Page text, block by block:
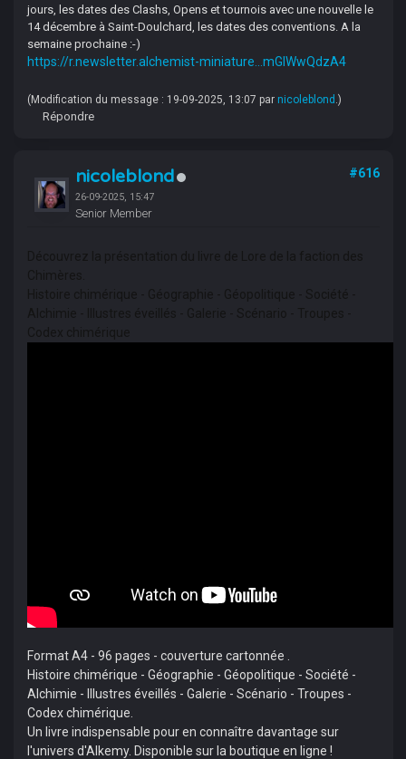
jours, les dates des Clashs, Opens et tournois avec une nouvelle le
14 décembre à Saint-Doulchard, les dates des conventions. A la
semaine prochaine :-)
https://r.newsletter.alchemist-miniature...mGIWwQdzA4
(Modification du message : 19-09-2025, 13:07 par nicoleblond .)
Répondre
nicoleblond
26-09-2025, 15:47
Senior Member
#616
Découvrez la présentation du livre de Lore de la faction des
Chimères.
Histoire chimérique - Géographie - Géopolitique - Société -
Alchimie - Illustres éveillés - Galerie - Scénario - Troupes -
Codex chimérique
Format A4 - 96 pages - couverture cartonnée .
Histoire chimérique - Géographie - Géopolitique - Société -
Alchimie - Illustres éveillés - Galerie - Scénario - Troupes -
Codex chimérique.
Un livre indispensable pour en connaître davantage sur
l'univers d'Alkemy. Disponible sur la boutique en ligne !